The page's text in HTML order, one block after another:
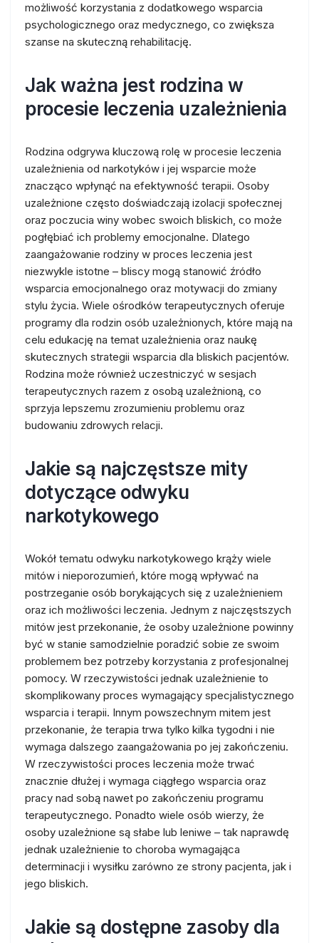
możliwość korzystania z dodatkowego wsparcia
psychologicznego oraz medycznego, co zwiększa
szanse na skuteczną rehabilitację.
Jak ważna jest rodzina w
procesie leczenia uzależnienia
Rodzina odgrywa kluczową rolę w procesie leczenia
uzależnienia od narkotyków i jej wsparcie może
znacząco wpłynąć na efektywność terapii. Osoby
uzależnione często doświadczają izolacji społecznej
oraz poczucia winy wobec swoich bliskich, co może
pogłębiać ich problemy emocjonalne. Dlatego
zaangażowanie rodziny w proces leczenia jest
niezwykle istotne – bliscy mogą stanowić źródło
wsparcia emocjonalnego oraz motywacji do zmiany
stylu życia. Wiele ośrodków terapeutycznych oferuje
programy dla rodzin osób uzależnionych, które mają na
celu edukację na temat uzależnienia oraz naukę
skutecznych strategii wsparcia dla bliskich pacjentów.
Rodzina może również uczestniczyć w sesjach
terapeutycznych razem z osobą uzależnioną, co
sprzyja lepszemu zrozumieniu problemu oraz
budowaniu zdrowych relacji.
Jakie są najczęstsze mity
dotyczące odwyku
narkotykowego
Wokół tematu odwyku narkotykowego krąży wiele
mitów i nieporozumień, które mogą wpływać na
postrzeganie osób borykających się z uzależnieniem
oraz ich możliwości leczenia. Jednym z najczęstszych
mitów jest przekonanie, że osoby uzależnione powinny
być w stanie samodzielnie poradzić sobie ze swoim
problemem bez potrzeby korzystania z profesjonalnej
pomocy. W rzeczywistości jednak uzależnienie to
skomplikowany proces wymagający specjalistycznego
wsparcia i terapii. Innym powszechnym mitem jest
przekonanie, że terapia trwa tylko kilka tygodni i nie
wymaga dalszego zaangażowania po jej zakończeniu.
W rzeczywistości proces leczenia może trwać
znacznie dłużej i wymaga ciągłego wsparcia oraz
pracy nad sobą nawet po zakończeniu programu
terapeutycznego. Ponadto wiele osób wierzy, że
osoby uzależnione są słabe lub leniwe – tak naprawdę
jednak uzależnienie to choroba wymagająca
determinacji i wysiłku zarówno ze strony pacjenta, jak i
jego bliskich.
Jakie są dostępne zasoby dla